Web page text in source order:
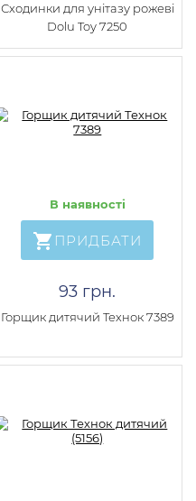
Сходинки для унітазу рожеві
Dolu Toy 7250
В наявності
ПРИДБАТИ
93 грн.
Горщик дитячий Технок 7389